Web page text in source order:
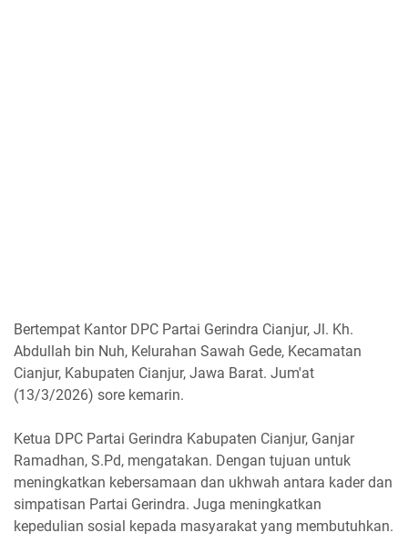
Bertempat Kantor DPC Partai Gerindra Cianjur, Jl. Kh.
Abdullah bin Nuh, Kelurahan Sawah Gede, Kecamatan
Cianjur, Kabupaten Cianjur, Jawa Barat. Jum'at
(13/3/2026) sore kemarin.
Ketua DPC Partai Gerindra Kabupaten Cianjur, Ganjar
Ramadhan, S.Pd, mengatakan. Dengan tujuan untuk
meningkatkan kebersamaan dan ukhwah antara kader dan
simpatisan Partai Gerindra. Juga meningkatkan
kepedulian sosial kepada masyarakat yang membutuhkan.